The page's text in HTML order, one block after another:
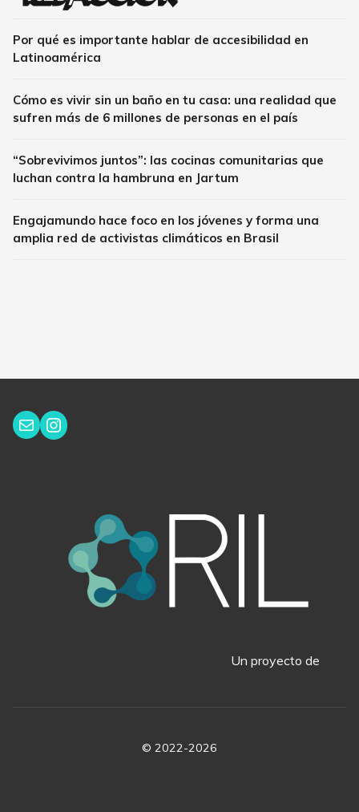
Por qué es importante hablar de accesibilidad en
Latinoamérica
Cómo es vivir sin un baño en tu casa: una realidad que
sufren más de 6 millones de personas en el país
“Sobrevivimos juntos”: las cocinas comunitarias que
luchan contra la hambruna en Jartum
Engajamundo hace foco en los jóvenes y forma una
amplia red de activistas climáticos en Brasil
Correo electrónico
Instagram
Un proyecto de
© 2022-2026